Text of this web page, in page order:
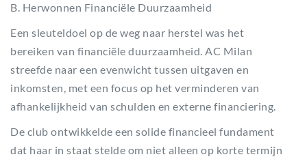
B. Herwonnen Financiële Duurzaamheid
Een sleuteldoel op de weg naar herstel was het
bereiken van financiële duurzaamheid. AC Milan
streefde naar een evenwicht tussen uitgaven en
inkomsten, met een focus op het verminderen van
afhankelijkheid van schulden en externe financiering.
De club ontwikkelde een solide financieel fundament
dat haar in staat stelde om niet alleen op korte termijn